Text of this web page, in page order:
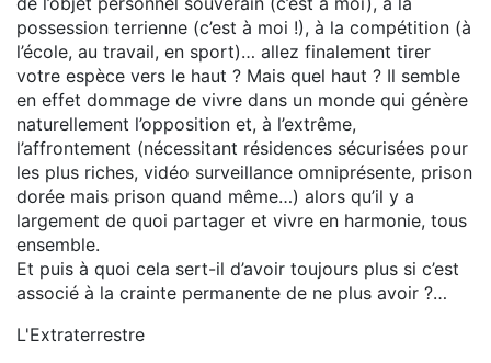
possession terrienne (c’est à moi !), à la compétition (à
l’école, au travail, en sport)… allez finalement tirer
votre espèce vers le haut ? Mais quel haut ? Il semble
en effet dommage de vivre dans un monde qui génère
naturellement l’opposition et, à l’extrême,
l’affrontement (nécessitant résidences sécurisées pour
les plus riches, vidéo surveillance omniprésente, prison
dorée mais prison quand même…) alors qu’il y a
largement de quoi partager et vivre en harmonie, tous
ensemble.
Et puis à quoi cela sert-il d’avoir toujours plus si c’est
associé à la crainte permanente de ne plus avoir ?…
L'Extraterrestre